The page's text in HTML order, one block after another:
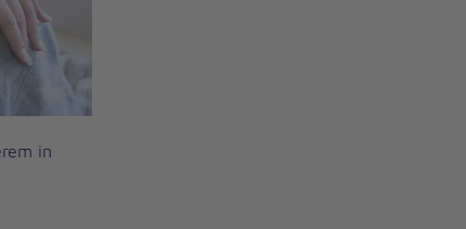
in